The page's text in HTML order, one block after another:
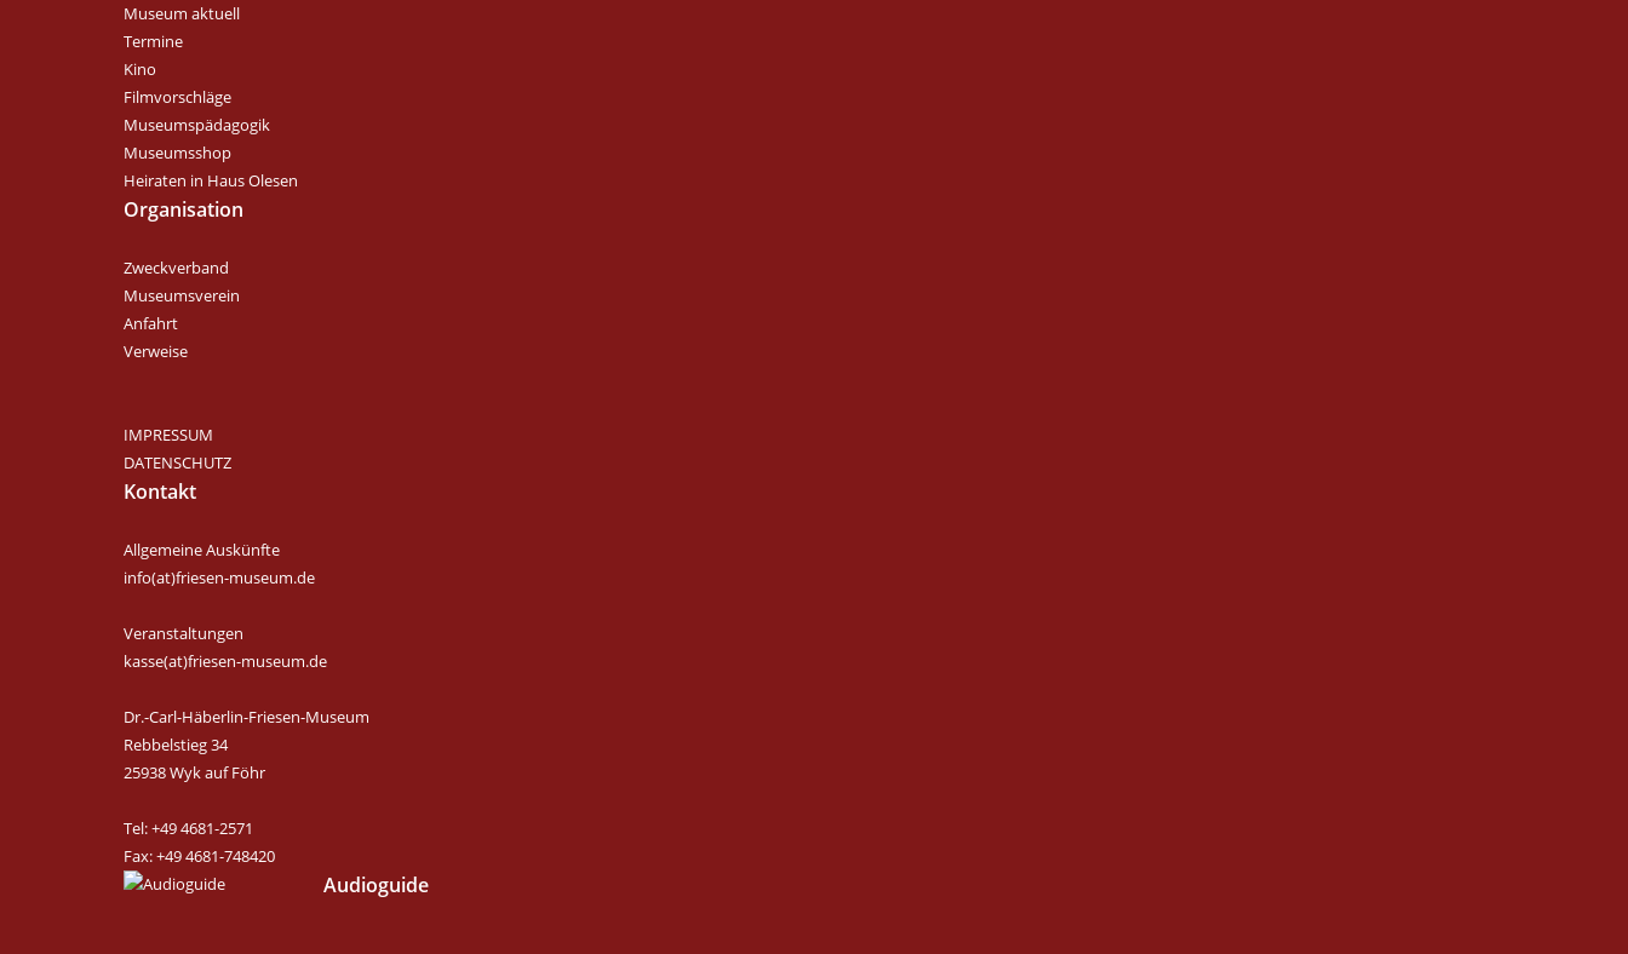
Museum aktuell
Termine
Kino
Filmvorschläge
Museumspädagogik
Museumsshop
Heiraten in Haus Olesen
Organisation
Zweckverband
Museumsverein
Anfahrt
Verweise
IMPRESSUM
DATENSCHUTZ
Kontakt
Allgemeine Auskünfte
info(at)friesen-museum.de
Veranstaltungen
kasse(at)friesen-museum.de
Dr.-Carl-Häberlin-Friesen-Museum
Rebbelstieg 34
25938 Wyk auf Föhr
Tel: +49 4681-2571
Fax: +49 4681-748420
Audioguide